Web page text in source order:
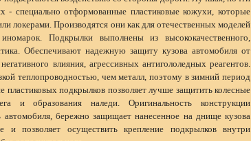
- специально отформованные пластиковые кожухи, которые
локерами. Производятся они как для отечественных моделей
Подкрылки выполнены из высококачественного,
Обеспечивают надежную защиту кузова автомобиля от
влияния, агрессивных антигололедных реагентов.
теплопроводностью, чем металл, поэтому в зимний период
пластиковых подкрылков позволяет лучше защитить колесные
и образования наледи. Оригинальность конструкции
автомобиля, бережно защищает нанесенное на днище кузова
и позволяет осуществить крепление подкрылков внутри